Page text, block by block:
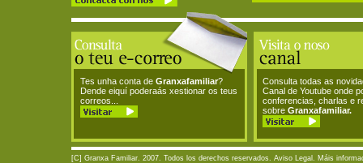
Tes unha conta de Granxafamiliar?
Dende eiquí poderaás xestionar os teus
correos...
Consulta todas as
Canal de Youtube onde
conferencias, charlas e
sobre Granxafamiliar.
[C] Granxa Familiar. 2007. Todos los derechos reservados. Aviso Legal . Máis